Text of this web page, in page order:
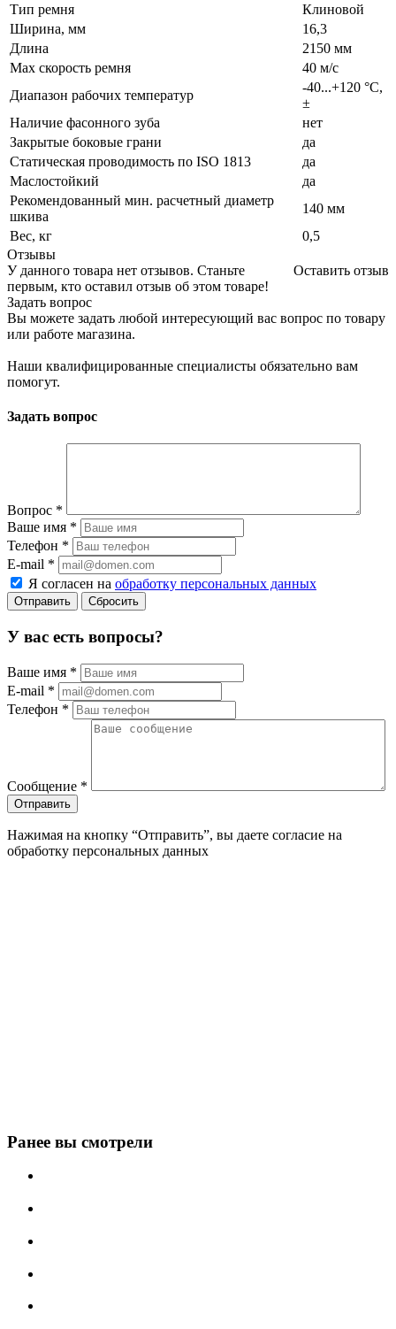
Тип ремня
Клиновой
Ширина, мм
16,3
Длина
2150 мм
Max скорость ремня
40 м/с
Диапазон рабочих температур
-40...+120 °C,
±
Наличие фасонного зуба
нет
Закрытые боковые грани
да
Статическая проводимость по ISO 1813
да
Маслостойкий
да
Рекомендованный мин. расчетный диаметр
шкива
140 мм
Вес, кг
0,5
Отзывы
Оставить отзыв
У данного товара нет отзывов. Станьте
первым, кто оставил отзыв об этом товаре!
Задать вопрос
Вы можете задать любой интересующий вас вопрос по товару
или работе магазина.
Наши квалифицированные специалисты обязательно вам
помогут.
Задать вопрос
Вопрос *
Ваше имя *
Телефон *
E-mail *
Я согласен на обработку персональных данных
Сбросить
У вас есть вопросы?
Ваше имя *
E-mail *
Телефон *
Сообщение *
Нажимая на кнопку “Отправить”, вы даете согласие на
обработку персональных данных
Ранее вы смотрели